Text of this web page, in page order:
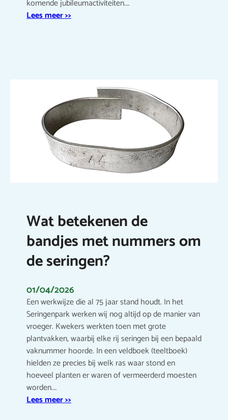
komende jubileumactiviteiten.…
Lees meer >>
Wat betekenen de
bandjes met nummers om
de seringen?
01/04/2026
Een werkwijze die al 75 jaar stand houdt. In het
Seringenpark werken wij nog altijd op de manier van
vroeger. Kwekers werkten toen met grote
plantvakken, waarbij elke rij seringen bij een bepaald
vaknummer hoorde. In een veldboek (teeltboek)
hielden ze precies bij welk ras waar stond en
hoeveel planten er waren of vermeerderd moesten
worden.…
Lees meer >>